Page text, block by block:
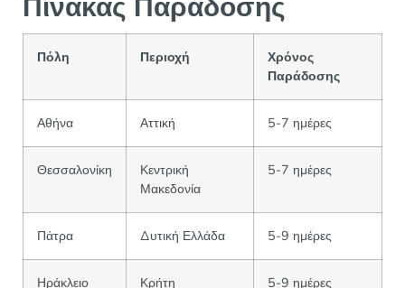
Πίνακας Παράδοσης
Πόλη Περιοχή
Χρόνος
Παράδοσης
Αθήνα Αττική 5-7 ημέρες
Θεσσαλονίκη
Κεντρική
Μακεδονία
5-7 ημέρες
Πάτρα Δυτική Ελλάδα 5-9 ημέρες
Ηράκλειο Κρήτη 5-9 ημέρες